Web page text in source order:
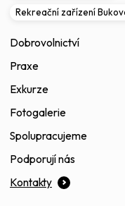
Rekreační zařízení
Dobrovolnictví
Praxe
Exkurze
Fotogalerie
Spolupracujeme
Podporují nás
Kontakty